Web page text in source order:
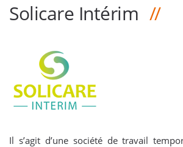
Solicare Intérim
Il s’agit d’une société de travail